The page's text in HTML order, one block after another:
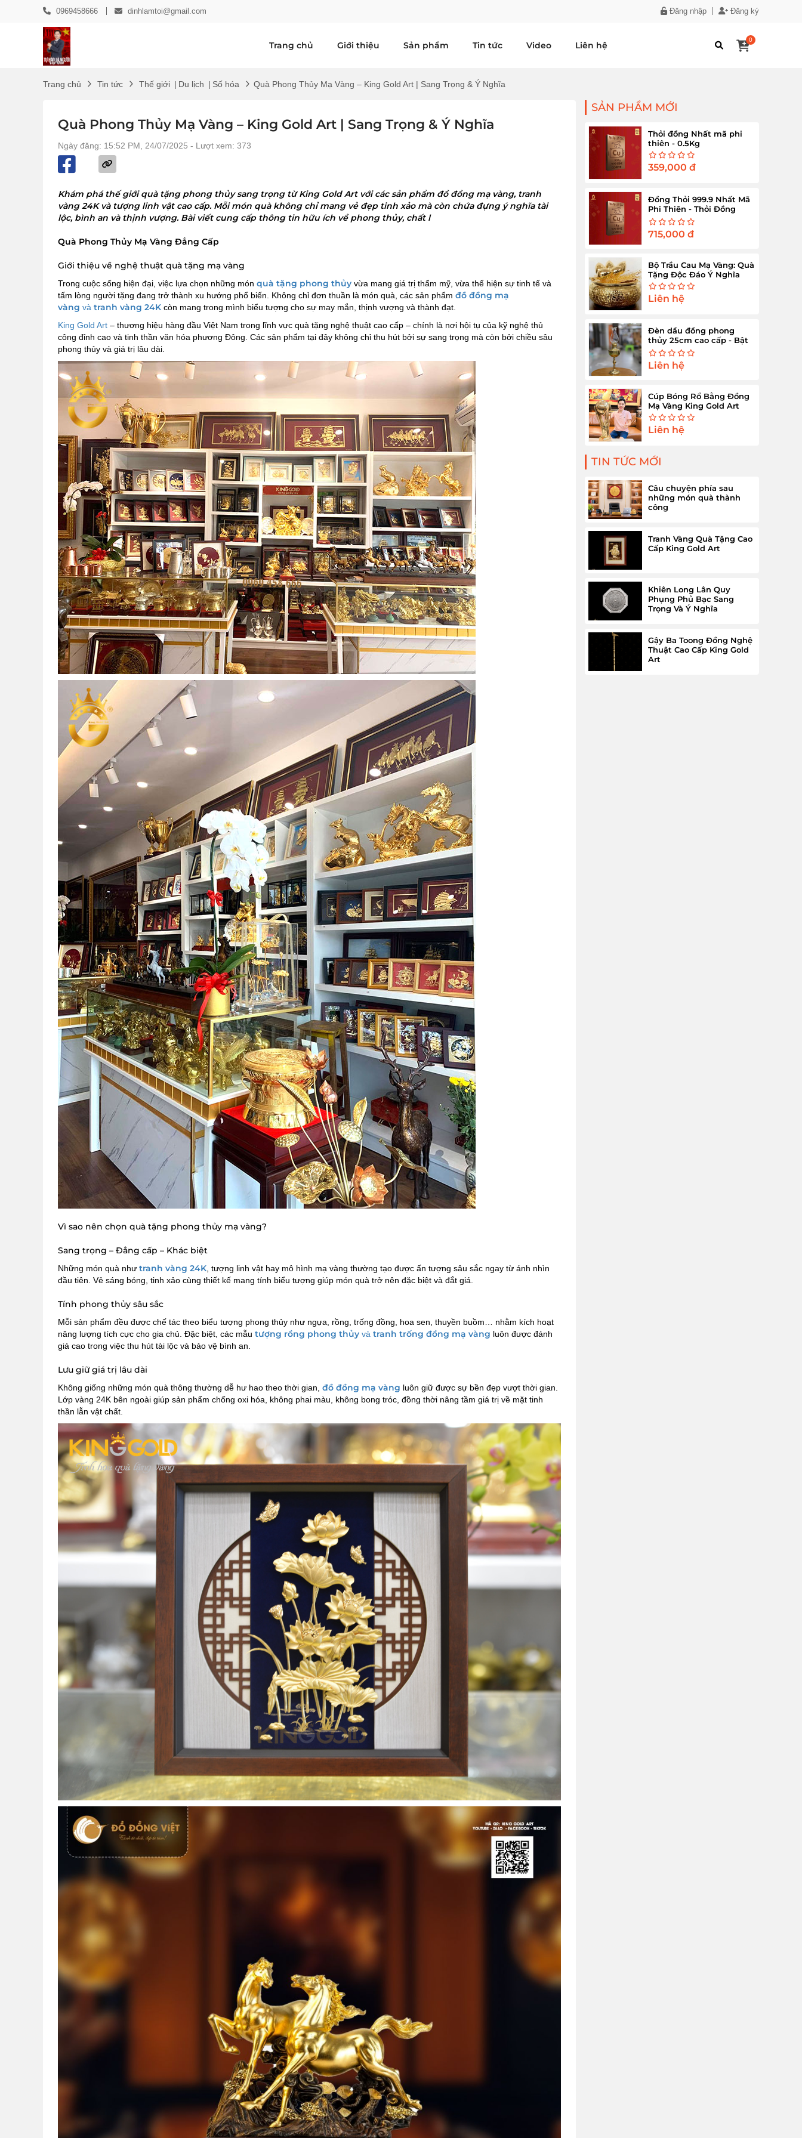
0969458666 dinhlamtoi@gmail.com Đăng nhập Đăng ký
Trang chủ Giới thiệu Sản phẩm Tin tức Video Liên hệ
0
Trang chủ Tin tức Thế giới | Du lịch | Số hóa Quà Phong Thủy Mạ Vàng – King Gold Art | Sang Trọng & Ý Nghĩa
Quà Phong Thủy Mạ Vàng – King Gold Art | Sang Trọng & Ý Nghĩa
Ngày đăng: 15:52 PM, 24/07/2025 - Lượt xem: 373
Khám phá thế giới quà tặng phong thủy sang trọng từ King Gold Art với các sản phẩm đồ đồng mạ vàng, tranh
vàng 24K và tượng linh vật cao cấp. Mỗi món quà không chỉ mang vẻ đẹp tinh xảo mà còn chứa đựng ý nghĩa tài
lộc, bình an và thịnh vượng. Bài viết cung cấp thông tin hữu ích về phong thủy, chất l
Quà Phong Thủy Mạ Vàng Đẳng Cấp
Giới thiệu về nghệ thuật quà tặng mạ vàng
Trong cuộc sống hiện đại, việc lựa chọn những món quà tặng phong thủy vừa mang giá trị thẩm mỹ, vừa thể hiện sự tinh tế và
tấm lòng người tặng đang trở thành xu hướng phổ biến. Không chỉ đơn thuần là món quà, các sản phẩm đồ đồng mạ
vàng và tranh vàng 24K còn mang trong mình biểu tượng cho sự may mắn, thịnh vượng và thành đạt.
King Gold Art – thương hiệu hàng đầu Việt Nam trong lĩnh vực quà tặng nghệ thuật cao cấp – chính là nơi hội tụ của kỹ nghệ thủ
công đỉnh cao và tinh thần văn hóa phương Đông. Các sản phẩm tại đây không chỉ thu hút bởi sự sang trọng mà còn bởi chiều sâu
phong thủy và giá trị lâu dài.
Vì sao nên chọn quà tặng phong thủy mạ vàng?
Sang trọng – Đẳng cấp – Khác biệt
Những món quà như tranh vàng 24K , tượng linh vật hay mô hình mạ vàng thường tạo được ấn tượng sâu sắc ngay từ ánh nhìn
đầu tiên. Vẻ sáng bóng, tinh xảo cùng thiết kế mang tính biểu tượng giúp món quà trở nên đặc biệt và đắt giá.
Tính phong thủy sâu sắc
Mỗi sản phẩm đều được chế tác theo biểu tượng phong thủy như ngựa, rồng, trống đồng, hoa sen, thuyền buồm… nhằm kích hoạt
năng lượng tích cực cho gia chủ. Đặc biệt, các mẫu tượng rồng phong thủy và tranh trống đồng mạ vàng luôn được đánh
giá cao trong việc thu hút tài lộc và bảo vệ bình an.
Lưu giữ giá trị lâu dài
Không giống những món quà thông thường dễ hư hao theo thời gian, đồ đồng mạ vàng luôn giữ được sự bền đẹp vượt thời gian.
Lớp vàng 24K bên ngoài giúp sản phẩm chống oxi hóa, không phai màu, không bong tróc, đồng thời nâng tầm giá trị về mặt tinh
thần lẫn vật chất.
SẢN PHẨM MỚI
Thỏi đồng Nhất mã phi
thiên - 0.5Kg
359,000 đ
Đồng Thỏi 999.9 Nhất Mã
Phi Thiên - Thỏi Đồng
Nguyên Chất 1Kg
715,000 đ
Bộ Trầu Cau Mạ Vàng: Quà
Tặng Độc Đáo Ý Nghĩa
Liên hệ
Đèn dầu đồng phong
thủy 25cm cao cấp - Bật
sáng tài lộc
Liên hệ
Cúp Bóng Rổ Bằng Đồng
Mạ Vàng King Gold Art
Liên hệ
TIN TỨC MỚI
Câu chuyện phía sau
những món quà thành
công
Tranh Vàng Quà Tặng Cao
Cấp King Gold Art
Khiên Long Lân Quy
Phụng Phủ Bạc Sang
Trọng Và Ý Nghĩa
Gậy Ba Toong Đồng Nghệ
Thuật Cao Cấp King Gold
Art